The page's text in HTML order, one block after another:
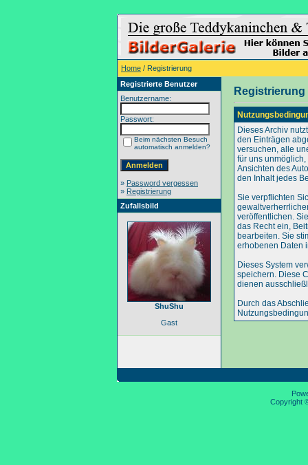
Home / Registrierung
Registrierte Benutzer
Benutzername:
Passwort:
Beim nächsten Besuch
automatisch anmelden?
» Password vergessen
» Registrierung
Zufallsbild
ShuShu
Gast
Registrierung
Dieses Archiv
den Einträgen
versuchen, alle
für uns
Ansichten des
den Inhalt jedes
Sie verpflichten
veröffentlichen.
das Recht ein,
bearbeiten. Sie
erhobenen Daten
Dieses System
speichern. Diese
dienen
Durch das
Copyright